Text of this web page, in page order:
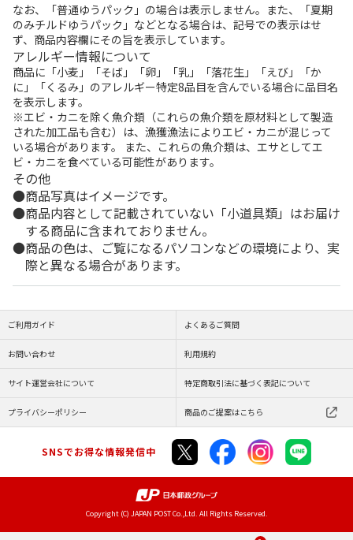
なお、「普通ゆうパック」の場合は表示しません。また、「夏期
のみチルドゆうパック」などとなる場合は、記号での表示はせ
ず、商品内容欄にその旨を表示しています。
アレルギー情報について
商品に「小麦」「そば」「卵」「乳」「落花生」「えび」「か
に」「くるみ」のアレルギー特定8品目を含んでいる場合に品目名
を表示します。
※エビ・カニを除く魚介類（これらの魚介類を原材料として製造
された加工品も含む）は、漁獲漁法によりエビ・カニが混じって
いる場合があります。 また、これらの魚介類は、エサとしてエ
ビ・カニを食べている可能性があります。
その他
商品写真はイメージです。
商品内容として記載されていない「小道具類」はお届け
する商品に含まれておりません。
商品の色は、ご覧になるパソコンなどの環境により、実
際と異なる場合があります。
ご利用ガイド よくあるご質問
お問い合わせ 利用規約
サイト運営会社について 特定商取引法に基づく表記について
プライバシーポリシー 商品のご提案はこちら
SNSでお得な情報発信中
Copyright (C) JAPAN POST Co.,Ltd. All Rights Reserved.